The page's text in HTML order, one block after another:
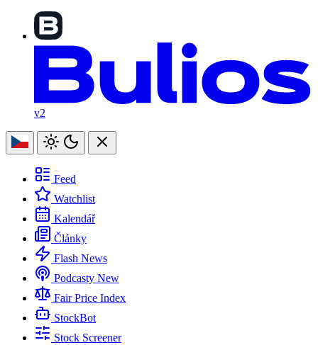
v2
Feed
Watchlist
Kalendář
Články
Flash News
Podcasty New
Fair Price Index
StockBot
Stock Screener